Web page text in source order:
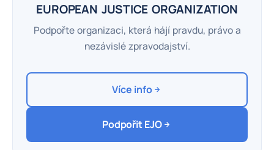
EUROPEAN JUSTICE ORGANIZATION
Podpořte organizaci, která hájí pravdu, právo a
nezávislé zpravodajství.
Více info
Podpořit EJO